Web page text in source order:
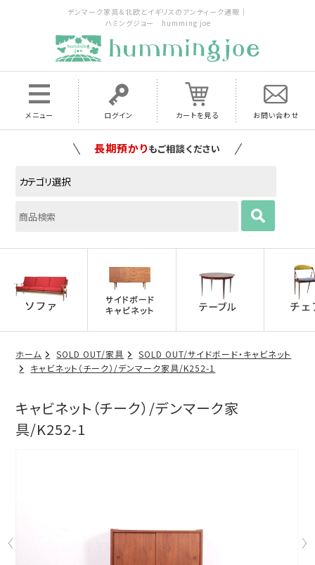
デンマーク家具＆北欧とイギリスのアンティーク通販｜
ハミングジョー humming joe
メニュー ログイン カートを見る お問い合わせ
家具の配送料は全国当店で負担いたします
ホーム SOLD OUT/家具
SOLD OUT/サイドボード・キャビネット
キャビネット（チーク）/デンマーク家具/K252-1
キャビネット（チーク）/デンマーク家
具/K252-1